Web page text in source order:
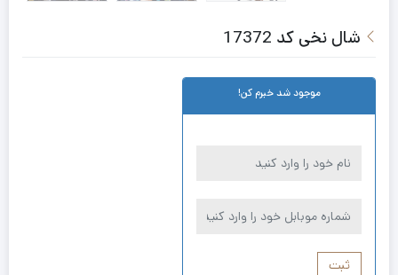
شال نخی کد 17372
موجود شد خبرم کن!
ثبت